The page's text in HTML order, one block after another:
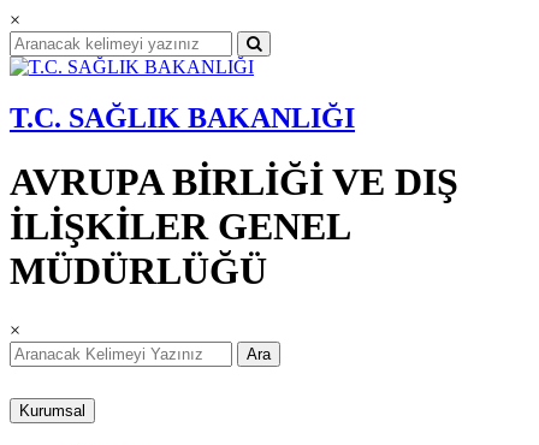
×
T.C. SAĞLIK BAKANLIĞI
AVRUPA BİRLİĞİ VE DIŞ
İLİŞKİLER GENEL
MÜDÜRLÜĞÜ
×
Ara
Kurumsal